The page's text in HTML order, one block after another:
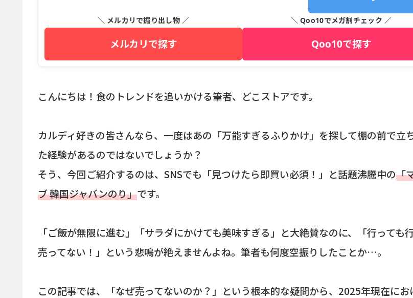
＼ メルカリで掘り出し物 ／
メルカリで探す
＼ Qoo10でメガ割チェック ／
Qoo10で探す
こんにちは！食のトレンドを追いかける筆者、どこストアです。
カルディ好きの皆さんなら、一度はあの「万能すぎるふりかけ」を探して棚の前で立
た経験があるのではないでしょうか？
そう、今回ご紹介するのは、SNSでも「見つけたら即買い必須！」と話題沸騰中の「
ブ 韓国ジャバンのり」です。
「ご飯が無限に進む」「サラダにかけても美味すぎる」と大絶賛なのに、「行っても
売ってない！」という悲鳴が絶えませんよね。筆者も何度空振りしたことか…。
この記事では、「なぜ売ってないのか？」という根本的な疑問から、2025年現在にお